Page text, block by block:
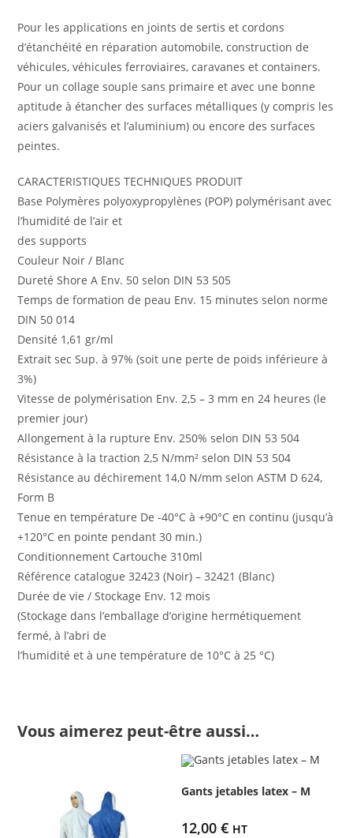
Pour les applications en joints de sertis et cordons
d’étanchéité en réparation automobile, construction de
véhicules, véhicules ferroviaires, caravanes et containers.
Pour un collage souple sans primaire et avec une bonne
aptitude à étancher des surfaces métalliques (y compris les
aciers galvanisés et l’aluminium) ou encore des surfaces
peintes.
CARACTERISTIQUES TECHNIQUES PRODUIT
Base Polymères polyoxypropylènes (POP) polymérisant avec
l’humidité de l’air et
des supports
Couleur Noir / Blanc
Dureté Shore A Env. 50 selon DIN 53 505
Temps de formation de peau Env. 15 minutes selon norme
DIN 50 014
Densité 1,61 gr/ml
Extrait sec Sup. à 97% (soit une perte de poids inférieure à
3%)
Vitesse de polymérisation Env. 2,5 – 3 mm en 24 heures (le
premier jour)
Allongement à la rupture Env. 250% selon DIN 53 504
Résistance à la traction 2,5 N/mm² selon DIN 53 504
Résistance au déchirement 14,0 N/mm selon ASTM D 624,
Form B
Tenue en température De -40°C à +90°C en continu (jusqu’à
+120°C en pointe pendant 30 min.)
Conditionnement Cartouche 310ml
Référence catalogue 32423 (Noir) – 32421 (Blanc)
Durée de vie / Stockage Env. 12 mois
(Stockage dans l’emballage d’origine hermétiquement
fermé, à l’abri de
l’humidité et à une température de 10°C à 25 °C)
Vous aimerez peut-être aussi…
Gants jetables latex – M
12,00€ HT